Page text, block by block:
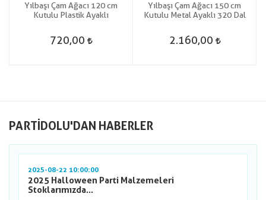
Yılbaşı Çam Ağacı 120 cm
Kutulu Plastik Ayaklı
720,00
Yılbaşı Çam Ağacı 150 cm
Kutulu Metal Ayaklı 320 Dal
2.160,00
PARTIDOLU'DAN HABERLER
2025-08-22 10:00:00
2025 Halloween Parti Malzemeleri
Stoklarımızda...